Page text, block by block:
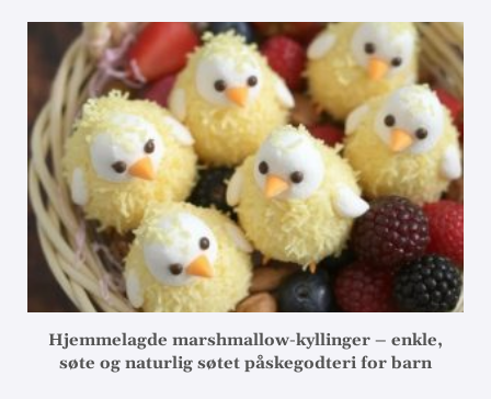
Hjemmelagde marshmallow-kyllinger – enkle,
søte og naturlig søtet påskegodteri for barn